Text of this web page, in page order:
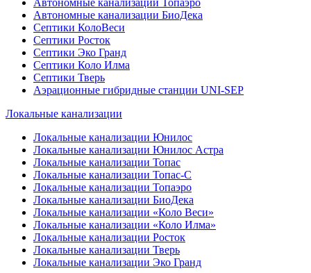
Автономные канализации Топаэро
Автономные канализации БиоДека
Септики КолоВеси
Септики Росток
Септики Эко Гранд
Септики Коло Илма
Септики Тверь
Аэрационные гибридные станции UNI-SEP
Локальные канализации
Локальные канализации Юнилос
Локальные канализации Юнилос Астра
Локальные канализации Топас
Локальные канализации Топас-С
Локальные канализации Топаэро
Локальные канализации БиоДека
Локальные канализации «Коло Веси»
Локальные канализации «Коло Илма»
Локальные канализации Росток
Локальные канализации Тверь
Локальные канализации Эко Гранд